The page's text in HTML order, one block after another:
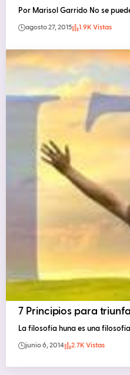
Por Marisol Garrido No se
agosto 27, 2015 1.9K Vistas
7 Principios para
La filosofía huna es una
junio 6, 2014 2.7K Vistas